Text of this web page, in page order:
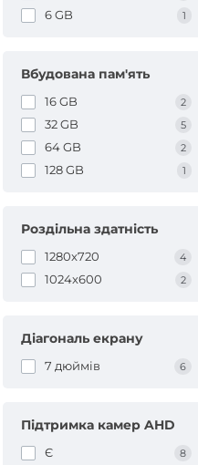
6 GB 1
Вбудована пам'ять
16 GB 2
32 GB 5
64 GB 2
128 GB 1
Роздільна здатність
1280x720 4
1024x600 2
Діагональ екрану
7 дюймів 6
Підтримка камер AHD
Є 8